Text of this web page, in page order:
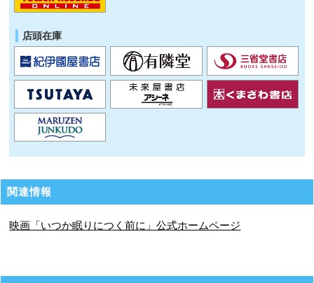
店頭在庫
関連情報
映画「いつか眠りにつく前に」公式ホームページ